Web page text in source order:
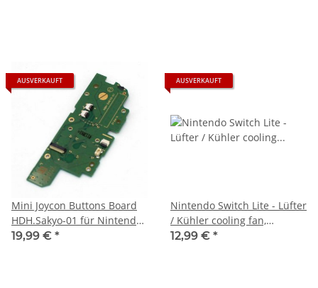
AUSVERKAUFT
Mini Joycon Buttons Board
HDH.Sakyo-01 für Nintendo
Switch Lite HDH-001
19,99 € *
AUSVERKAUFT
Nintendo Switch Lite - Lüfter
/ Kühler cooling fan,
Original Ersatzteil
12,99 € *